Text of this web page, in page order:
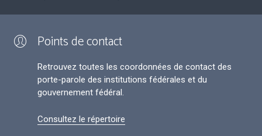
Points de contact
Retrouvez toutes les coordonnées de contact des
porte-parole des institutions fédérales et du
gouvernement fédéral.
Consultez le répertoire